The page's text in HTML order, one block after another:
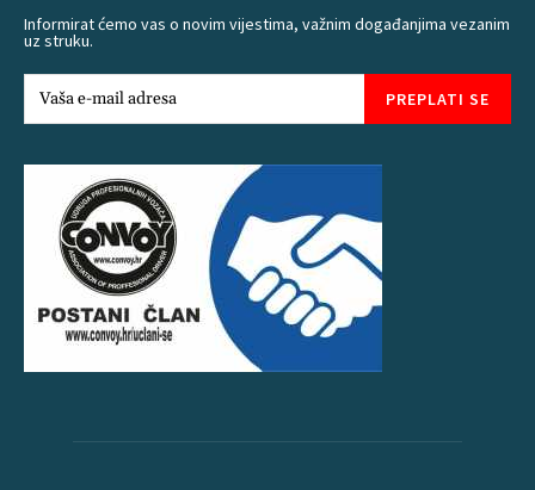
Informirat ćemo vas o novim vijestima, važnim događanjima vezanim
uz struku.
PREPLATI SE